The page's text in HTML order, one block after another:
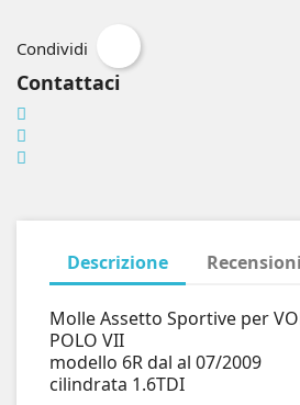
Condividi
Contattaci
Descrizione
Molle Assetto Sportive per
POLO VII
modello 6R dal al 07/2009
cilindrata 1.6TDI